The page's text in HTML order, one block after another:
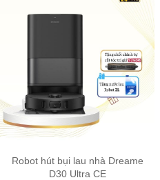
Robot hút bụi lau nhà Dreame
D30 Ultra CE